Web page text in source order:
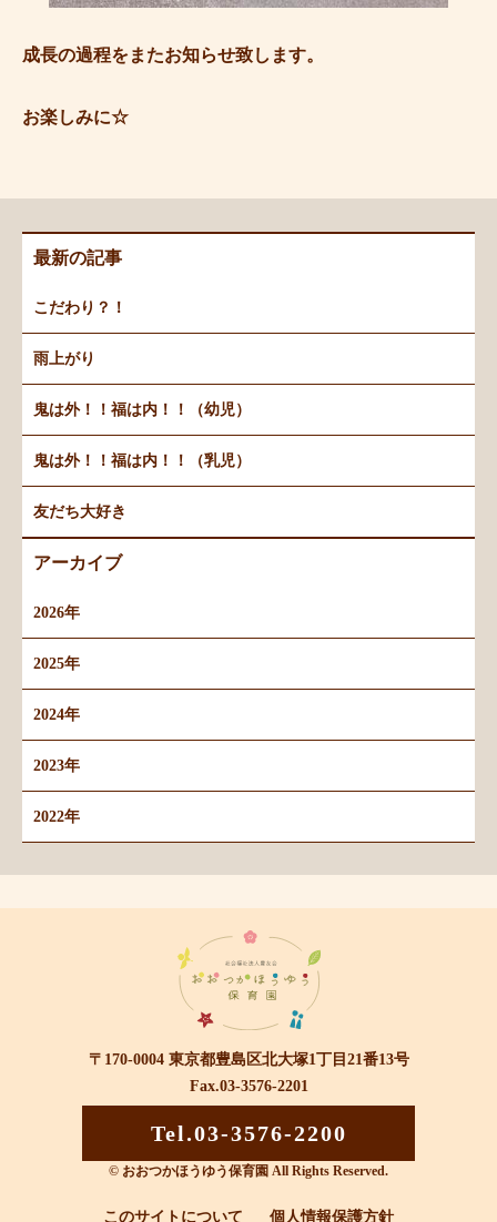
成長の過程をまたお知らせ致します。
お楽しみに☆
最新の記事
こだわり？！
雨上がり
鬼は外！！福は内！！（幼児）
鬼は外！！福は内！！（乳児）
友だち大好き
アーカイブ
2026年
2025年
2024年
2023年
2022年
〒170-0004 東京都豊島区北大塚1丁目21番13号
Fax.03-3576-2201
Tel.03-3576-2200
© おおつかほうゆう保育園 All Rights Reserved.
このサイトについて 個人情報保護方針